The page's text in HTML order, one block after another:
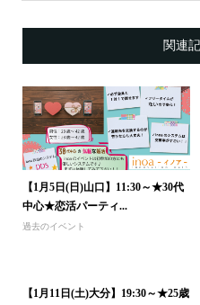
関連
【1月5日(日)山口】11:30～★30代
中心★恋活パーティ...
過去のイベント
【1月11日(土)大分】19:30～★25歳